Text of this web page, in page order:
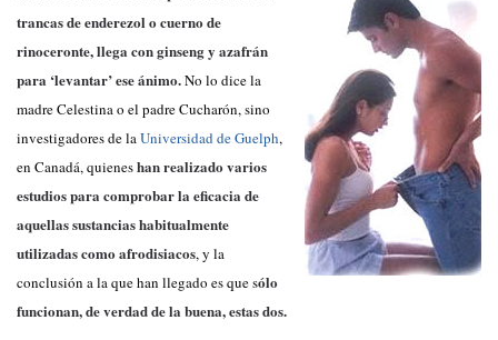
trancas de enderezol o cuerno de
rinoceronte, llega con ginseng y azafrán
para ‘levantar’ ese ánimo.No lo dice la
madre Celestina o el padre Cucharón, sino
investigadores de laUniversidad de Guelph,
en Canadá, quieneshan realizado varios
estudios para comprobar la eficacia de
aquellas sustancias habitualmente
utilizadas como afrodisiacos, y la
conclusión a la que han llegado es que sólo
funcionan, de verdad de la buena, estas dos.